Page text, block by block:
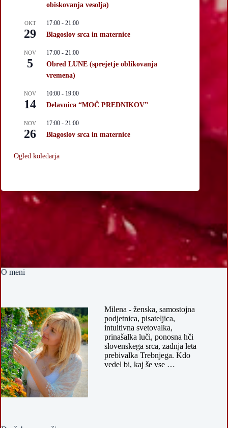
obiskovanja vesolja)
OKT
29
17:00 - 21:00
Blagoslov srca in maternice
NOV
5
17:00 - 21:00
Obred LUNE (sprejetje oblikovanja
vremena)
NOV
14
10:00 - 19:00
Delavnica “MOČ PREDNIKOV”
NOV
26
17:00 - 21:00
Blagoslov srca in maternice
Ogled koledarja
O meni
Milena - ženska, samostojna
podjetnica, pisateljica,
intuitivna svetovalka,
prinašalka luči, ponosna hči
slovenskega srca, zadnja leta
prebivalka Trebnjega. Kdo
vedel bi, kaj še vse …